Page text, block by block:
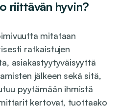
riittävän hyvin?
mitataan
ratkaistujen
asiakastyytyväisyyttä
jälkeen sekä sitä,
pyytämään ihmistä
kertovat, tuottaako